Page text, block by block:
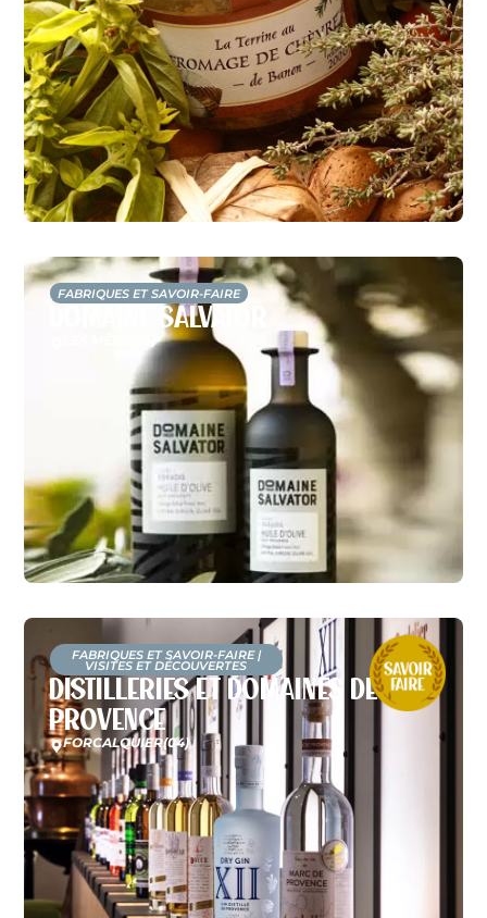
FABRIQUES ET SAVOIR-FAIRE
Domaine Salvator
(04)
FABRIQUES ET SAVOIR-FAIRE|
VISITES ET DÉCOUVERTES
Distilleries et Domaines de
Provence
FORCALQUIER(04)